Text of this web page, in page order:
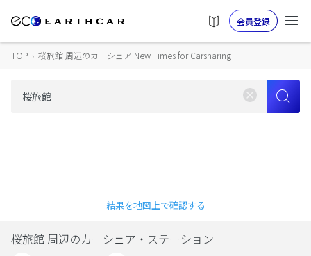
会員登録
TOP › 桜旅館 周辺のカーシェア New Times for Carsharing
結果を地図上で確認する
桜旅館 周辺のカーシェア・ステーション